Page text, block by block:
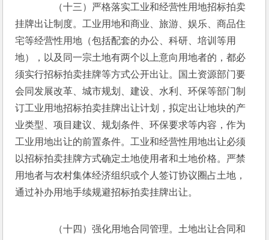
（十三）严格落实工业和经营性用地招标拍卖
挂牌出让制度。工业用地和商业、旅游、娱乐、商品住
宅等经营性用地（包括配套的办公、科研、培训等用
地），以及同一宗土地有两个以上意向用地者的，都必
须实行招标拍卖挂牌等方式公开出让。国土资源部门要
会同发展改革、城市规划、建设、水利、环保等部门制
订工业用地招标拍卖挂牌出让计划，拟定出让地块的产
业类型、项目建议、规划条件、环保要求等内容，作为
工业用地出让的前置条件。工业和经营性用地出让必须
以招标拍卖挂牌方式确定土地使用者和土地价格。严禁
用地者与农村集体经济组织或个人签订协议圈占土地，
通过补办用地手续规避招标拍卖挂牌出让。
（十四）强化用地合同管理。土地出让合同和